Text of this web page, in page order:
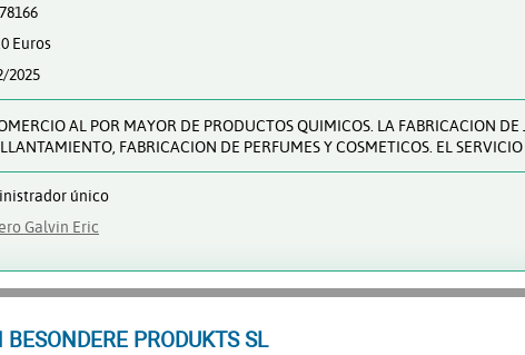
Euros
2025
AL POR MAYOR DE PRODUCTOS QUIMICOS. LA FABRICACION
FABRICACION DE PERFUMES Y COSMETICOS. EL
único
Galvin Eric
PRODUKTS SL